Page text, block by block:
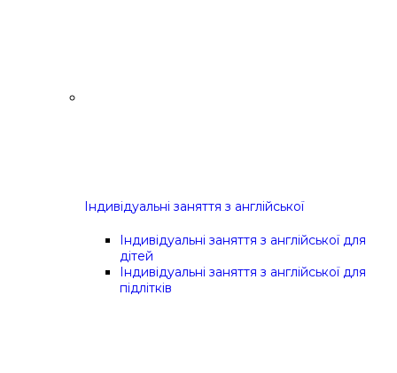
Індивідуальні заняття з англійської
Індивідуальні заняття з англійської для
дітей
Індивідуальні заняття з англійської для
підлітків